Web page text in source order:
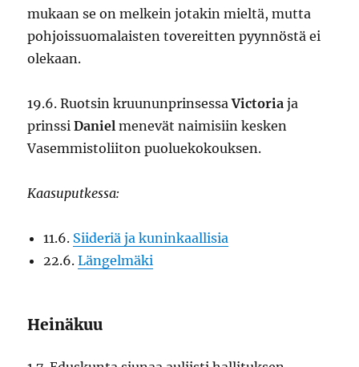
mukaan se on melkein jotakin mieltä, mutta
pohjoissuomalaisten tovereitten pyynnöstä ei
olekaan.
19.6. Ruotsin kruununprinsessaVictoria ja
prinssi Daniel menevät naimisiin kesken
Vasemmistoliiton puoluekokouksen.
Kaasuputkessa:
11.6. Siideriä ja kuninkaallisia
22.6.Längelmäki
Heinäkuu